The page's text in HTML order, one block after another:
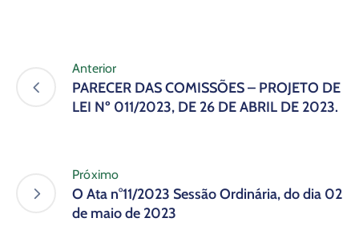
Anterior
PARECER DAS COMISSÕES – PROJETO DE
LEI Nº 011/2023, DE 26 DE ABRIL DE 2023.
Próximo
O Ata n°11/2023 Sessão Ordinária, do dia 02
de maio de 2023